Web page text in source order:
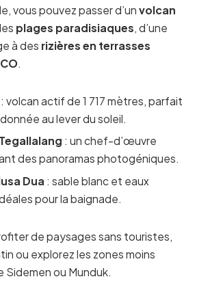
vous pouvez passer d’un volcan
plages paradisiaques, d’une
à des rizières en terrasses
.
: volcan actif de 1 717 mètres, parfait
au lever du soleil.
: un chef-d’œuvre
des panoramas photogéniques.
Dua : sable blanc et eaux
pour la baignade.
de paysages sans touristes,
ou explorez les zones moins
Sidemen ou Munduk.